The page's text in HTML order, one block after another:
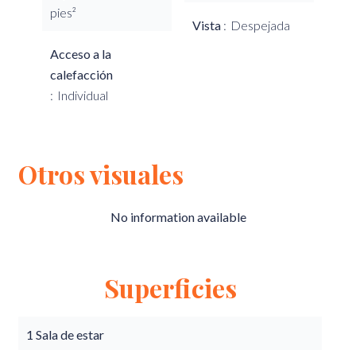
pies²
Acceso a la
calefacción
Individual
Vista Despejada
Otros visuales
No information available
Superficies
1 Sala de estar